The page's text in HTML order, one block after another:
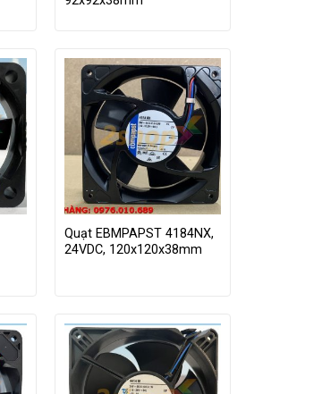
Quạt EBMPAPST 4184NX,
24VDC, 120x120x38mm